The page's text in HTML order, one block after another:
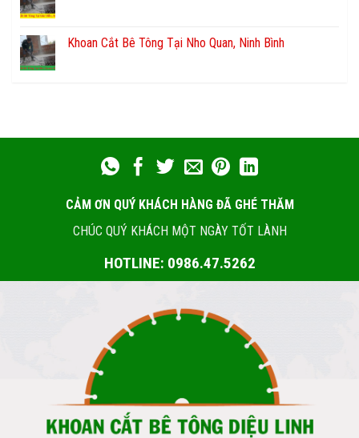
Khoan Cắt Bê Tông Tại Nho Quan, Ninh Bình
CẢM ƠN QUÝ KHÁCH HÀNG ĐÃ GHÉ THĂM
CHÚC QUÝ KHÁCH MỘT NGÀY TỐT LÀNH
HOTLINE: 0986.47.5262